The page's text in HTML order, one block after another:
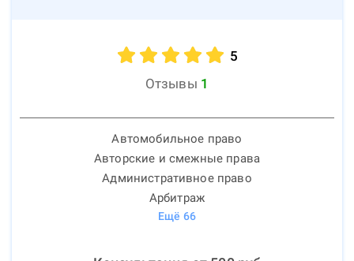
5
Отзывы 1
Автомобильное право
Авторские и смежные права
Административное право
Арбитраж
Ещё 66